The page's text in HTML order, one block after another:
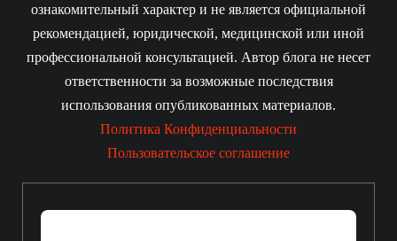
ознакомительный характер и не является официальной
рекомендацией, юридической, медицинской или иной
профессиональной консультацией. Автор блога не несет
ответственности за возможные последствия
использования опубликованных материалов.
Политика Конфиденциальности
Пользовательское соглашение